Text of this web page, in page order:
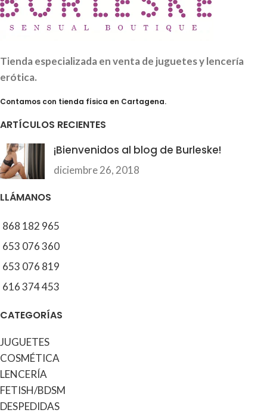
Tienda especializada en venta de juguetes y lencería
erótica.
Contamos con tienda física en Cartagena.
ARTÍCULOS RECIENTES
¡Bienvenidos al blog de Burleske!
diciembre 26, 2018
LLÁMANOS
868 182 965
653 076 360
653 076 819
616 374 453
CATEGORÍAS
JUGUETES
COSMÉTICA
LENCERÍA
FETISH/BDSM
DESPEDIDAS